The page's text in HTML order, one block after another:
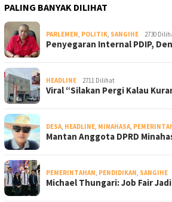
PALING BANYAK DILIHAT
PARLEMEN, POLITIK, SANGIHE 2730
Penyegaran Internal PDIP,
HEADLINE 2711 Dilihat
Viral “Silakan Pergi Kalau
DESA, HEADLINE, MINAHASA,
Mantan Anggota DPRD
PEMERINTAHAN, PENDIDIKAN, SANGIHE
Michael Thungari: Job Fair